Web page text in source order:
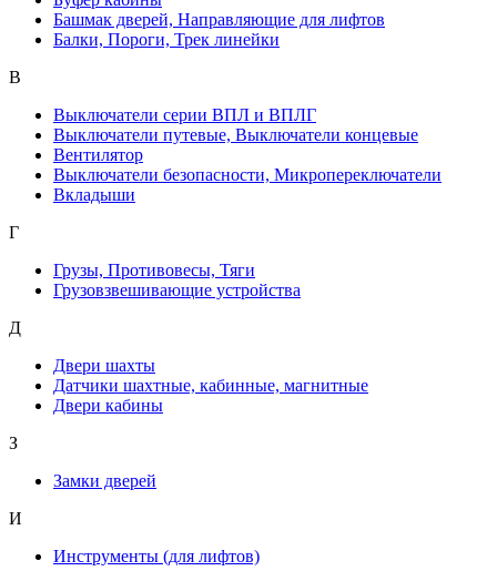
Башмак дверей, Направляющие для лифтов
Балки, Пороги, Трек линейки
В
Выключатели серии ВПЛ и ВПЛГ
Выключатели путевые, Выключатели концевые
Вентилятор
Выключатели безопасности, Микропереключатели
Вкладыши
Г
Грузы, Противовесы, Тяги
Грузовзвешивающие устройства
Д
Двери шахты
Датчики шахтные, кабинные, магнитные
Двери кабины
З
Замки дверей
И
Инструменты (для лифтов)